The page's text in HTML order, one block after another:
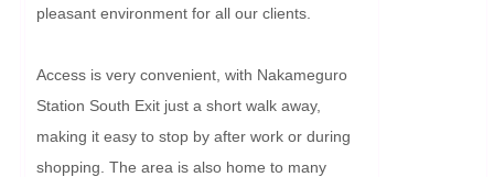
pleasant environment for all our clients.
Access is very convenient, with Nakameguro
Station South Exit just a short walk away,
making it easy to stop by after work or during
shopping. The area is also home to many